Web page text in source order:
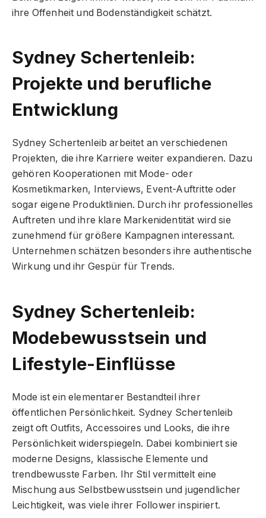
ihre Offenheit und Bodenständigkeit schätzt.
Sydney Schertenleib:
Projekte und berufliche
Entwicklung
Sydney Schertenleib arbeitet an verschiedenen
Projekten, die ihre Karriere weiter expandieren. Dazu
gehören Kooperationen mit Mode- oder
Kosmetikmarken, Interviews, Event-Auftritte oder
sogar eigene Produktlinien. Durch ihr professionelles
Auftreten und ihre klare Markenidentität wird sie
zunehmend für größere Kampagnen interessant.
Unternehmen schätzen besonders ihre authentische
Wirkung und ihr Gespür für Trends.
Sydney Schertenleib:
Modebewusstsein und
Lifestyle-Einflüsse
Mode ist ein elementarer Bestandteil ihrer
öffentlichen Persönlichkeit. Sydney Schertenleib
zeigt oft Outfits, Accessoires und Looks, die ihre
Persönlichkeit widerspiegeln. Dabei kombiniert sie
moderne Designs, klassische Elemente und
trendbewusste Farben. Ihr Stil vermittelt eine
Mischung aus Selbstbewusstsein und jugendlicher
Leichtigkeit, was viele ihrer Follower inspiriert.